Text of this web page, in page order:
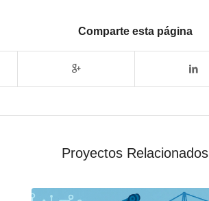
Comparte esta página
Proyectos Relacionados